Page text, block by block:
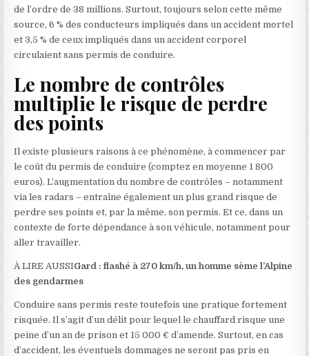
de l’ordre de 38 millions. Surtout, toujours selon cette même
source, 6 % des conducteurs impliqués dans un accident mortel
et 3,5 % de ceux impliqués dans un accident corporel
circulaient sans permis de conduire.
Le nombre de contrôles
multiplie le risque de perdre
des points
Il existe plusieurs raisons à ce phénomène, à commencer par
le coût du permis de conduire (comptez en moyenne 1 800
euros). L’augmentation du nombre de contrôles – notamment
via les radars – entraîne également un plus grand risque de
perdre ses points et, par la même, son permis. Et ce, dans un
contexte de forte dépendance à son véhicule, notamment pour
aller travailler.
À LIRE AUSSIGard : flashé à 270 km/h, un homme sème l’Alpine
des gendarmes
Conduire sans permis reste toutefois une pratique fortement
risquée. Il s’agit d’un délit pour lequel le chauffard risque une
peine d’un an de prison et 15 000 € d’amende. Surtout, en cas
d’accident, les éventuels dommages ne seront pas pris en